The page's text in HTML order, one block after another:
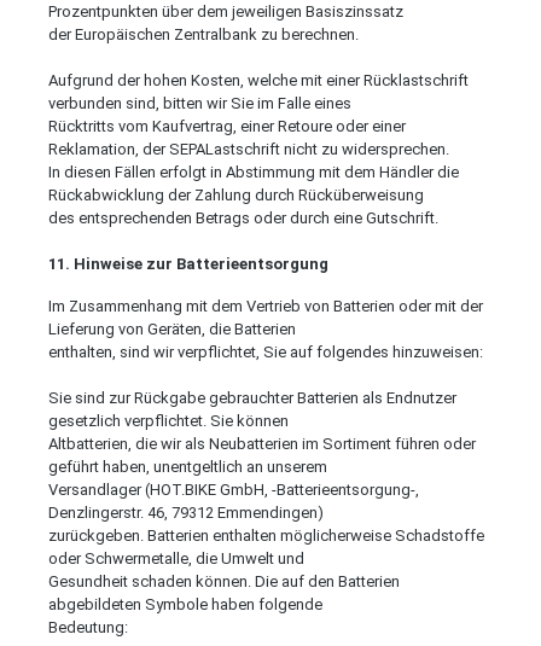
Prozentpunkten über dem jeweiligen Basiszinssatz
der Europäischen Zentralbank zu berechnen.
Aufgrund der hohen Kosten, welche mit einer Rücklastschrift
verbunden sind, bitten wir Sie im Falle eines
Rücktritts vom Kaufvertrag, einer Retoure oder einer
Reklamation, der SEPALastschrift nicht zu widersprechen.
In diesen Fällen erfolgt in Abstimmung mit dem Händler die
Rückabwicklung der Zahlung durch Rücküberweisung
des entsprechenden Betrags oder durch eine Gutschrift.
11. Hinweise zur Batterieentsorgung
Im Zusammenhang mit dem Vertrieb von Batterien oder mit der
Lieferung von Geräten, die Batterien
enthalten, sind wir verpflichtet, Sie auf folgendes hinzuweisen:
Sie sind zur Rückgabe gebrauchter Batterien als Endnutzer
gesetzlich verpflichtet. Sie können
Altbatterien, die wir als Neubatterien im Sortiment führen oder
geführt haben, unentgeltlich an unserem
Versandlager (HOT.BIKE GmbH, -Batterieentsorgung-,
Denzlingerstr. 46, 79312 Emmendingen)
zurückgeben. Batterien enthalten möglicherweise Schadstoffe
oder Schwermetalle, die Umwelt und
Gesundheit schaden können. Die auf den Batterien
abgebildeten Symbole haben folgende
Bedeutung: